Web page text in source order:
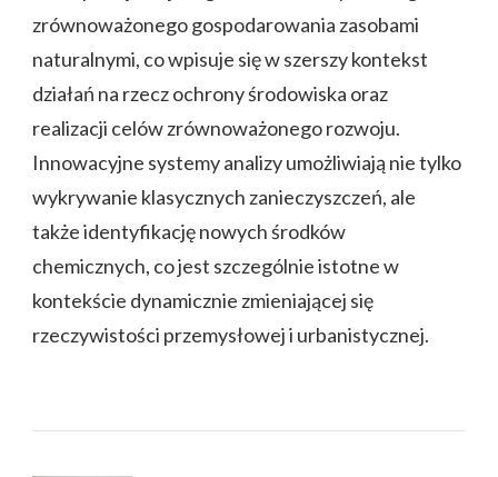
zrównoważonego gospodarowania zasobami
naturalnymi, co wpisuje się w szerszy kontekst
działań na rzecz ochrony środowiska oraz
realizacji celów zrównoważonego rozwoju.
Innowacyjne systemy analizy umożliwiają nie tylko
wykrywanie klasycznych zanieczyszczeń, ale
także identyfikację nowych środków
chemicznych, co jest szczególnie istotne w
kontekście dynamicznie zmieniającej się
rzeczywistości przemysłowej i urbanistycznej.